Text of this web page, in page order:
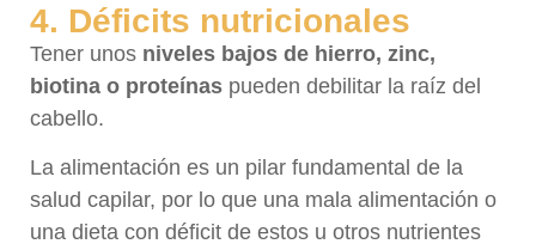
4. Déficits nutricionales
Tener unos niveles bajos de hierro, zinc,
biotina o proteínas pueden debilitar la raíz del
cabello.
La alimentación es un pilar fundamental de la
salud capilar, por lo que una mala alimentación o
una dieta con déficit de estos u otros nutrientes